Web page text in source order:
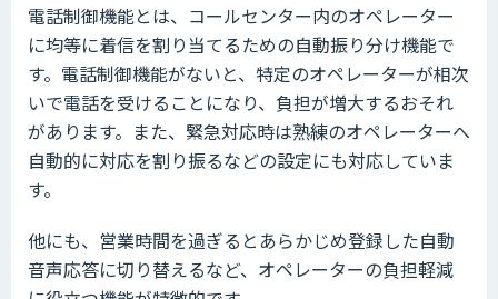
電話制御機能とは、コールセンター内のオペレーター
に均等に着信を割り当てるための自動振り分け機能で
す。電話制御機能がないと、特定のオペレーターが相次
いで電話を受けることになり、負担が増大するおそれ
があります。また、緊急対応時は熟練のオペレーターへ
自動的に対応を割り振るなどの設定にも対応していま
す。
他にも、営業時間を過ぎるとあらかじめ登録した自動
音声応答に切り替えるなど、オペレーターの負担軽減